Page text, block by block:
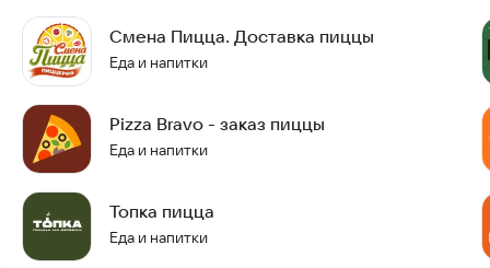
Смена Пицца. Доставка пиццы
Еда и напитки
Pizza Bravo - заказ пиццы
Еда и напитки
Топка пицца
Еда и напитки